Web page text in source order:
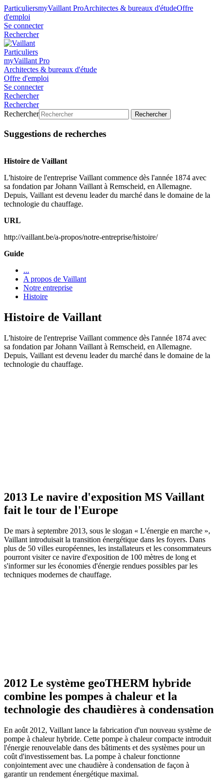
ParticuliersmyVaillant ProArchitectes & bureaux d'étudeOffre
d'emploi
Se connecter
Rechercher
Particuliers
myVaillant Pro
Architectes & bureaux d'étude
Offre d'emploi
Se connecter
Rechercher
Rechercher
Rechercher
Rechercher
Suggestions de recherches
Histoire de Vaillant
L'histoire de l'entreprise Vaillant commence dès l'année 1874 avec
sa fondation par Johann Vaillant à Remscheid, en Allemagne.
Depuis, Vaillant est devenu leader du marché dans le domaine de la
technologie du chauffage.
URL
http://vaillant.be/a-propos/notre-entreprise/histoire/
Guide
...
A propos de Vaillant
Notre entreprise
Histoire
Histoire de Vaillant
L'histoire de l'entreprise Vaillant commence dès l'année 1874 avec
sa fondation par Johann Vaillant à Remscheid, en Allemagne.
Depuis, Vaillant est devenu leader du marché dans le domaine de la
technologie du chauffage.
2013 Le navire d'exposition MS Vaillant
fait le tour de l'Europe
De mars à septembre 2013, sous le slogan « L'énergie en marche »,
Vaillant introduisait la transition énergétique dans les foyers. Dans
plus de 50 villes européennes, les installateurs et les consommateurs
pourront visiter ce navire d'exposition de 100 mètres de long et
s'informer sur les économies d'énergie rendues possibles par les
techniques modernes de chauffage.
2012 Le système geoTHERM hybride
combine les pompes à chaleur et la
technologie des chaudières à condensation
En août 2012, Vaillant lance la fabrication d'un nouveau système de
pompe à chaleur hybride. Cette pompe à chaleur compacte introduit
l'énergie renouvelable dans des bâtiments et des systèmes pour un
coût d'investissement bas. La pompe à chaleur fonctionne
conjointement avec une chaudière à condensation de façon à
garantir un rendement énergétique maximal.